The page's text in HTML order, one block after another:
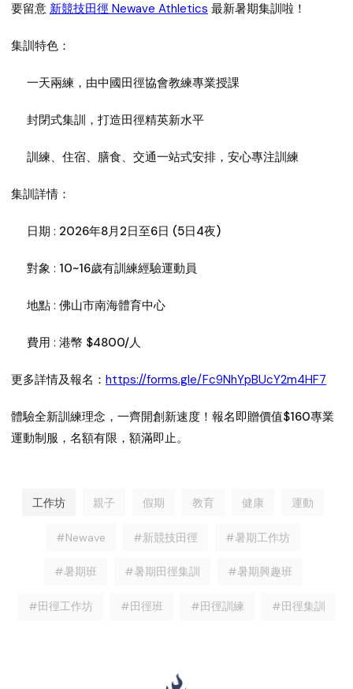
要留意 新競技田徑 Newave Athletics 最新暑期集訓啦！
集訓特色：
一天兩練，由中國田徑協會教練專業授課
封閉式集訓，打造田徑精英新水平
訓練、住宿、膳食、交通一站式安排，安心專注訓練
集訓詳情：
日期 : 2026年8月2日至6日 (5日4夜)
對象 : 10~16歲有訓練經驗運動員
地點 : 佛山市南海體育中心
費用 : 港幣 $4800/人
更多詳情及報名： https://forms.gle/Fc9NhYpBUcY2m4HF7
體驗全新訓練理念，一齊開創新速度！報名即贈價值$160專業
運動制服，名額有限，額滿即止。
工作坊 親子 假期 教育 健康 運動
#Newave #新競技田徑 #暑期工作坊
#暑期班 #暑期田徑集訓 #暑期興趣班
#田徑工作坊 #田徑班 #田徑訓練 #田徑集訓